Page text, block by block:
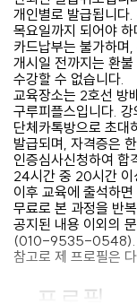
개인별로 발급됩니다
목요일까지 되어야
카드납부는 불가하며
개시일 전까지는 환
수강할 수 없습니다.
교육장소는 2호선 방
구루피플스입니다.
단체카톡방으로 초대
발급되며, 자격증은
인증심사신청하여 합
24시간 중 20시간 이
이후 교육에 출석하
무료로 본 과정을 반
공지된 내용 이외의
(010-9535-0548).
참고로 제 프로필은